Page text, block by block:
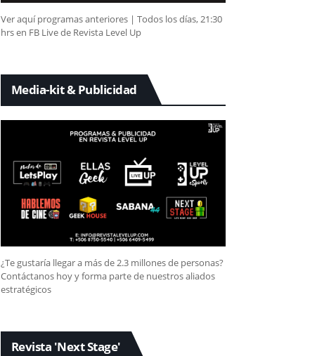
Ver aquí programas anteriores | Todos los días, 21:30
hrs en FB Live de Revista Level Up
Media-kit & Publicidad
¿Te gustaría llegar a más de 2.3 millones de personas?
Contáctanos hoy y forma parte de nuestros aliados
estratégicos
Revista 'Next Stage'